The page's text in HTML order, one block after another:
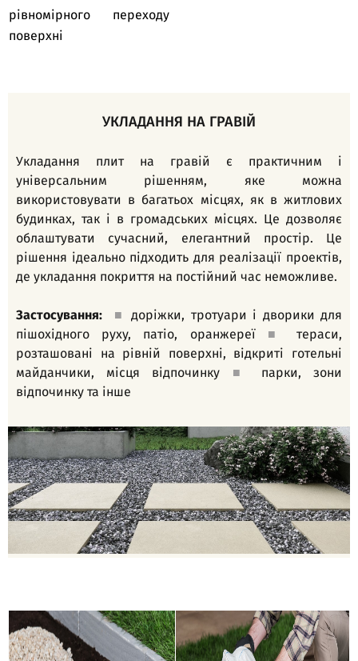
рівномірного переходу
поверхні
УКЛАДАННЯ НА ГРАВІЙ
Укладання плит на гравій є практичним і
універсальним рішенням, яке можна
використовувати в багатьох місцях, як в житлових
будинках, так і в громадських місцях. Це дозволяє
облаштувати сучасний, елегантний простір. Це
рішення ідеально підходить для реалізації проектів,
де укладання покриття на постійний час неможливе.
Застосування: ■
доріжки, тротуари і дворики для
пішохідного руху, патіо, оранжереї
■
тераси,
розташовані на рівній поверхні, відкриті готельні
майданчики, місця відпочинку ■
парки, зони
відпочинку та інше